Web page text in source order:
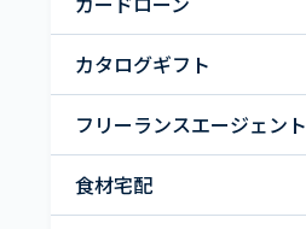
カタログギフト
フリーランスエージェント
食材宅配